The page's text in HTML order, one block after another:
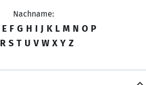
Nachname:
E F G H I J K L M N O P
R S T U V W X Y Z